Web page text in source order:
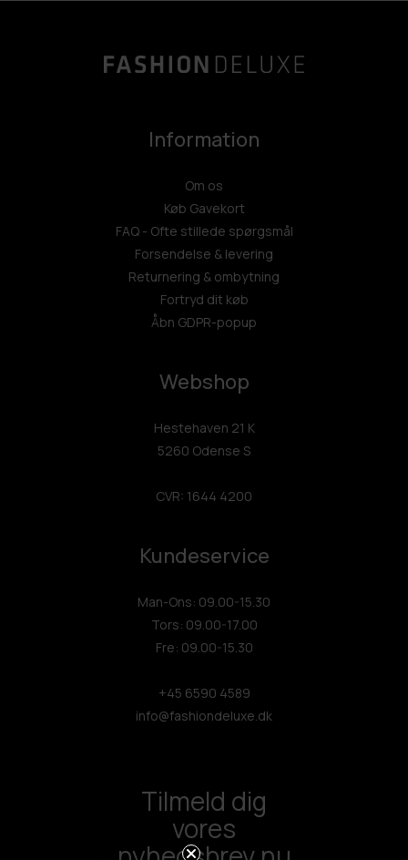
Information
Om os
Køb Gavekort
FAQ - Ofte stillede spørgsmål
Forsendelse & levering
Returnering & ombytning
Fortryd dit køb
Åbn GDPR-popup
Webshop
Hestehaven 21 K
5260 Odense S
CVR: 1644 4200
Kundeservice
Man-Ons: 09.00-15.30
Tors: 09.00-17.00
Fre: 09.00-15.30
+45 6590 4589
info@fashiondeluxe.dk
Tilmeld dig
vores